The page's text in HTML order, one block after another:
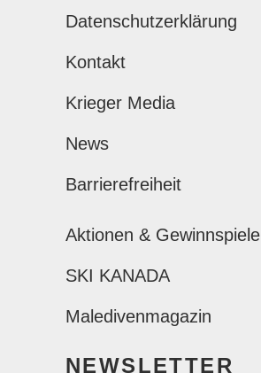
Datenschutzerklärung
Kontakt
Krieger Media
News
Barrierefreiheit
Aktionen & Gewinnspiele
SKI KANADA
Maledivenmagazin
NEWSLETTER